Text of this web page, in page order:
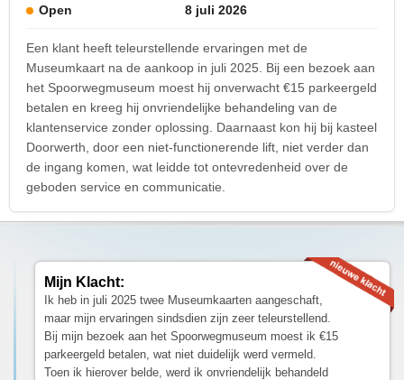
Open 8 juli 2026
Een klant heeft teleurstellende ervaringen met de
Museumkaart na de aankoop in juli 2025. Bij een bezoek aan
het Spoorwegmuseum moest hij onverwacht €15 parkeergeld
betalen en kreeg hij onvriendelijke behandeling van de
klantenservice zonder oplossing. Daarnaast kon hij bij kasteel
Doorwerth, door een niet-functionerende lift, niet verder dan
de ingang komen, wat leidde tot ontevredenheid over de
geboden service en communicatie.
Mijn Klacht:
Ik heb in juli 2025 twee Museumkaarten aangeschaft,
maar mijn ervaringen sindsdien zijn zeer teleurstellend.
Bij mijn bezoek aan het Spoorwegmuseum moest ik €15
parkeergeld betalen, wat niet duidelijk werd vermeld.
Toen ik hierover belde, werd ik onvriendelijk behandeld